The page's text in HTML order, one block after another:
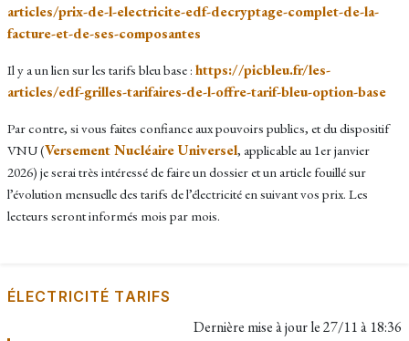
articles/prix-de-l-electricite-edf-decryptage-complet-de-la-
facture-et-de-ses-composantes
Il y a un lien sur les tarifs bleu base : https://picbleu.fr/les-
articles/edf-grilles-tarifaires-de-l-offre-tarif-bleu-option-base
Par contre, si vous faites confiance aux pouvoirs publics, et du dispositif
VNU (Versement Nucléaire Universel, applicable au 1er janvier
2026) je serai très intéressé de faire un dossier et un article fouillé sur
l’évolution mensuelle des tarifs de l’électricité en suivant vos prix. Les
lecteurs seront informés mois par mois.
ÉLECTRICITÉ TARIFS
Dernière mise à jour le27/11 à 18:36